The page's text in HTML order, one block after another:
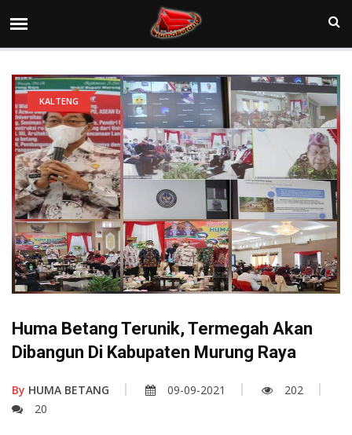
KALTENG
Huma Betang Terunik, Termegah Akan
Dibangun Di Kabupaten Murung Raya
By HUMA BETANG 09-09-2021
202
20